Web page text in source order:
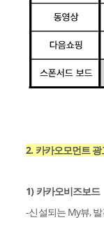
2. 카카오모먼트
1) 카카오비즈보드
-신설되는 My뷰,